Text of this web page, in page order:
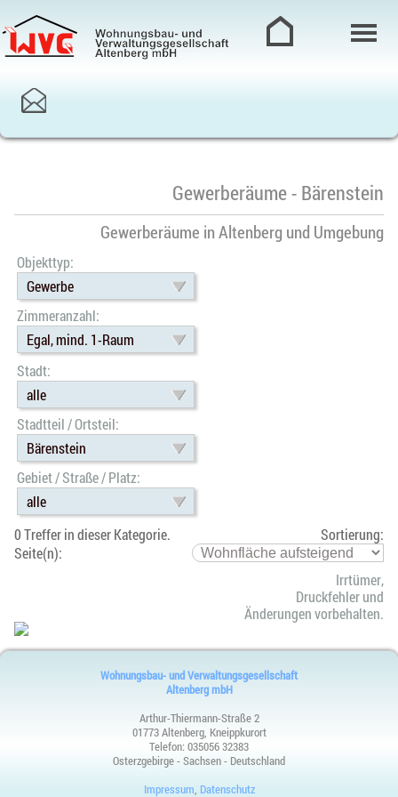
Gewerberäume - Bärenstein
Gewerberäume in Altenberg und Umgebung
Objekttyp:
Gewerbe
Zimmeranzahl:
Egal, mind. 1-Raum
Stadt:
alle
Stadtteil / Ortsteil:
Bärenstein
Gebiet / Straße / Platz:
alle
Sortierung:
0 Treffer in dieser Kategorie.
Seite(n):
Irrtümer,
Druckfehler und
Änderungen vorbehalten.
Wohnungsbau- und Verwaltungsgesellschaft
Altenberg mbH
Arthur-Thiermann-Straße 2
01773 Altenberg, Kneippkurort
Telefon: 035056 32383
Osterzgebirge - Sachsen - Deutschland
Impressum Datenschutz